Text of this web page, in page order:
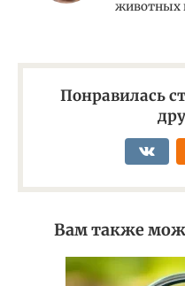
животных
Понравилась
Вам также